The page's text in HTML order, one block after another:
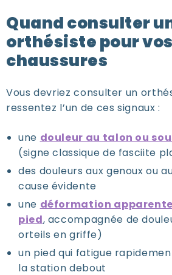
Quand consulter
orthésiste pour vos
chaussures
Vous devriez consulter un
ressentez l’un de ces signaux :
une douleur au talon ou
(signe classique de fasciite
des douleurs aux genoux ou
cause évidente
une déformation
pied, accompagnée de
orteils en griffe)
un pied qui fatigue
la station debout